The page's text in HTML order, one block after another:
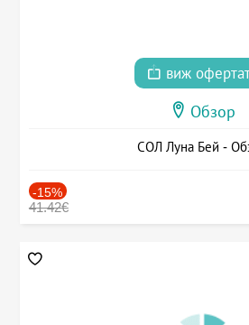
виж
Обзор
СОЛ Луна Бей -
-15%
41.42€